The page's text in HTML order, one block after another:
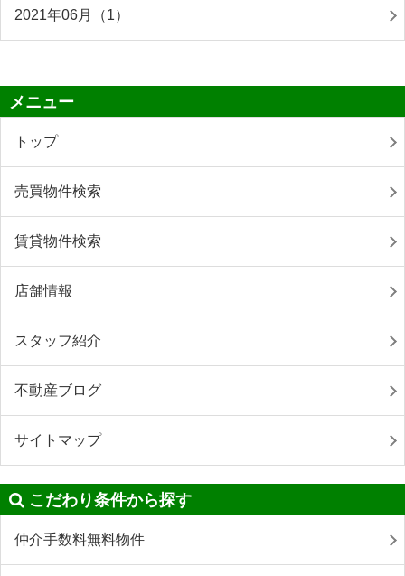
2021年06月（1）
メニュー
トップ
売買物件検索
賃貸物件検索
店舗情報
スタッフ紹介
不動産ブログ
サイトマップ
こだわり条件から探す
仲介手数料無料物件